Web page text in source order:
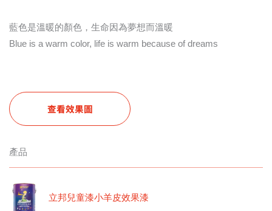
藍色是溫暖的顏色，生命因為夢想而溫暖
Blue is a warm color, life is warm because of dreams
查看效果圖
產品
立邦兒童漆小羊皮效果漆